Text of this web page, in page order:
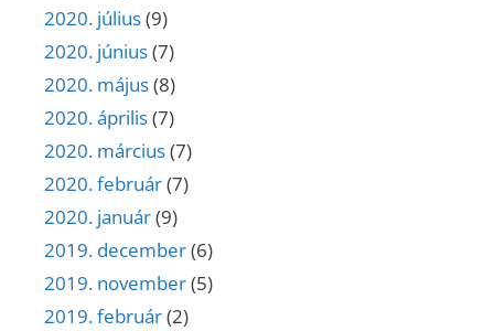
2020. július(9)
2020. június(7)
2020. május(8)
2020. április(7)
2020. március(7)
2020. február(7)
2020. január(9)
2019. december(6)
2019. november(5)
2019. február(2)